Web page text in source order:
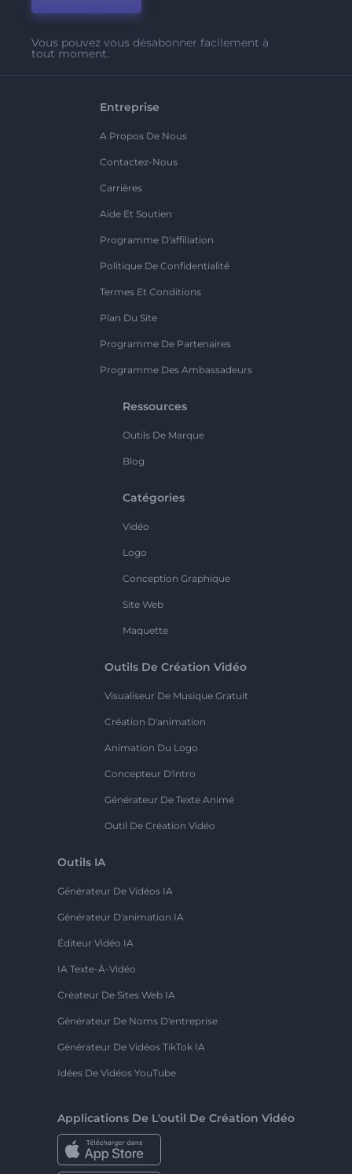
Vous pouvez vous désabonner facilement à
tout moment.
Entreprise
A Propos De Nous
Contactez-Nous
Carrières
Aide Et Soutien
Programme D'affiliation
Politique De Confidentialité
Termes Et Conditions
Plan Du Site
Programme De Partenaires
Programme Des Ambassadeurs
Ressources
Outils De Marque
Blog
Catégories
Vidéo
Logo
Conception Graphique
Site Web
Maquette
Outils De Création Vidéo
Visualiseur De Musique Gratuit
Création D'animation
Animation Du Logo
Concepteur D'intro
Générateur De Texte Animé
Outil De Création Vidéo
Outils IA
Générateur De Vidéos IA
Générateur D'animation IA
Éditeur Vidéo IA
IA Texte-À-Vidéo
Créateur De Sites Web IA
Générateur De Noms D'entreprise
Générateur De Vidéos TikTok IA
Idées De Vidéos YouTube
Applications De L'outil De Création Vidéo